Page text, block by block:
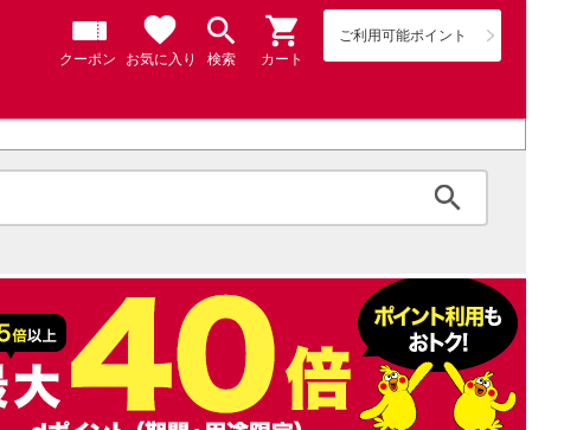
ご利用可能ポイント
カート
検索
お気に入り
クーポン